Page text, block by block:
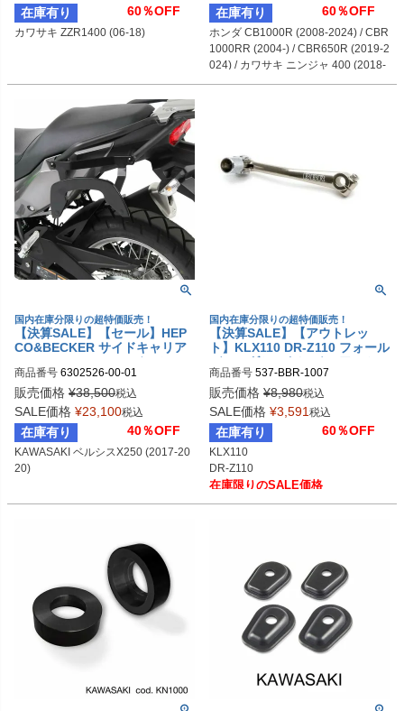
在庫有り 60％OFF
カワサキ ZZR1400 (06-18)
在庫有り 60％OFF
ホンダ CB1000R (2008-2024) / CBR
1000RR (2004-) / CBR650R (2019-2
024) / カワサキ ニンジャ 400 (2018-
2024) / ベルシス 650 (2006-2024) / Z
国内在庫分限りの超特価販売！
【決算SALE】【セール】HEP
CO&BECKER サイドキャリア
C-BOW KAWASAKI ベルシスX
250 (2017-2020)
商品番号 6302526-00-01
6302523 00 01
販売価格 ¥38,500税込
SALE価格 ¥23,100税込
在庫有り 40％OFF
KAWASAKI ベルシスX250 (2017-20
20)
国内在庫分限りの超特価販売！
【決算SALE】【アウトレッ
ト】KLX110 DR-Z110 フォール
ディングシフトレバー アルミ B
BR
商品番号 537-BBR-1007
販売価格 ¥8,980税込
SALE価格 ¥3,591 税込
在庫有り 60％OFF
KLX110
在庫限りのSALE価格